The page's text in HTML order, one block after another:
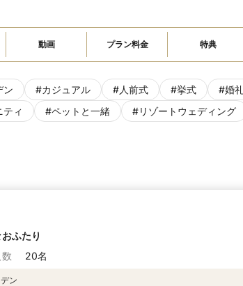
動画 プラン料金 特典
ン #カジュアル #人前式 #挙式 #婚
ティ #ペットと一緒 #リゾートウェディング
ふたり
20名
ン